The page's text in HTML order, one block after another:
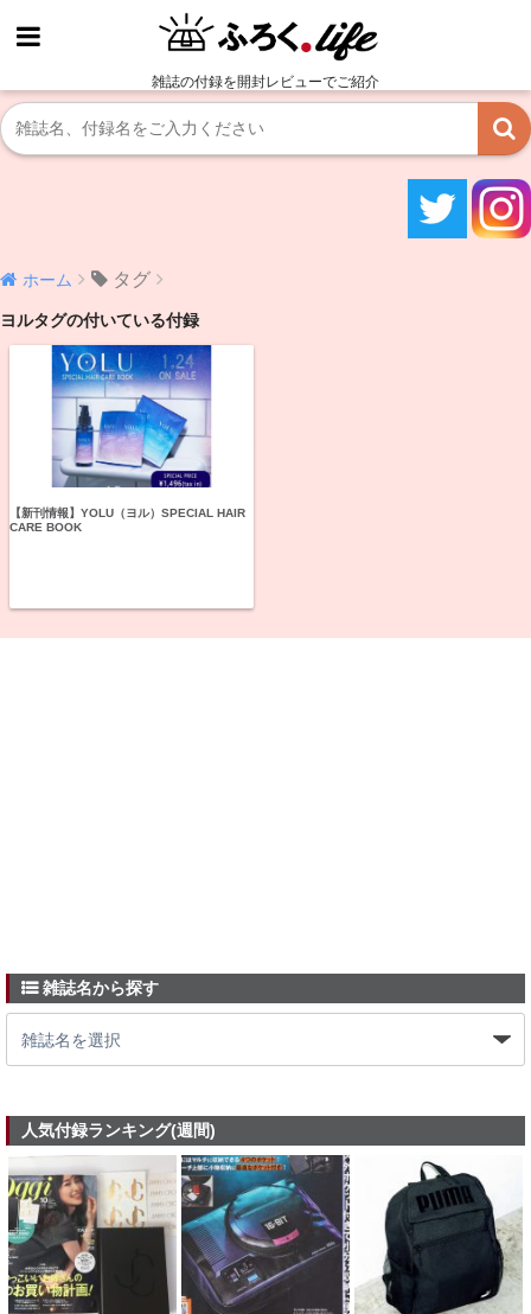
雑誌の付録を開封レビューでご紹介
ホーム タグ
ヨルタグの付いている付録
【新刊情報】YOLU（ヨル）SPECIAL HAIR
CARE BOOK
雑誌名から探す
人気付録ランキング(週間)